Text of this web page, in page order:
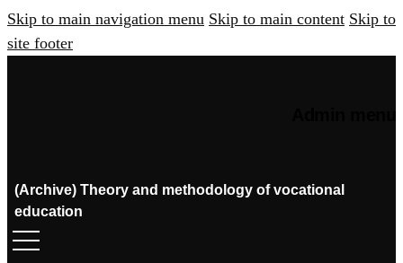
Skip to main navigation menu Skip to main content Skip to
site footer
(Archive) Theory and methodology of vocational
education